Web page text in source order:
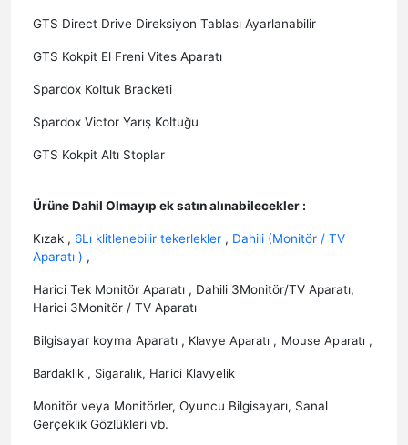
GTS Direct Drive Direksiyon Tablası Ayarlanabilir
GTS Kokpit El Freni Vites Aparatı
Spardox Koltuk Bracketi
Spardox Victor Yarış Koltuğu
GTS Kokpit Altı Stoplar
Ürüne Dahil Olmayıp ek satın alınabilecekler :
Kızak , 6Lı klitlenebilir tekerlekler , Dahili (Monitör / TV
Aparatı ) ,
Harici Tek Monitör Aparatı , Dahili 3Monitör/TV Aparatı,
Harici 3Monitör / TV Aparatı
Bilgisayar koyma Aparatı , Klavye Aparatı , Mouse Aparatı ,
Bardaklık , Sigaralık, Harici Klavyelik
Monitör veya Monitörler, Oyuncu Bilgisayarı, Sanal
Gerçeklik Gözlükleri vb.